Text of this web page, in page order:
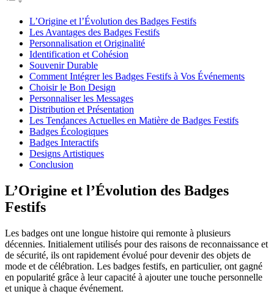
L’Origine et l’Évolution des Badges Festifs
Les Avantages des Badges Festifs
Personnalisation et Originalité
Identification et Cohésion
Souvenir Durable
Comment Intégrer les Badges Festifs à Vos Événements
Choisir le Bon Design
Personnaliser les Messages
Distribution et Présentation
Les Tendances Actuelles en Matière de Badges Festifs
Badges Écologiques
Badges Interactifs
Designs Artistiques
Conclusion
L’Origine et l’Évolution des Badges
Festifs
Les badges ont une longue histoire qui remonte à plusieurs
décennies. Initialement utilisés pour des raisons de reconnaissance et
de sécurité, ils ont rapidement évolué pour devenir des objets de
mode et de célébration. Les badges festifs, en particulier, ont gagné
en popularité grâce à leur capacité à ajouter une touche personnelle
et unique à chaque événement.